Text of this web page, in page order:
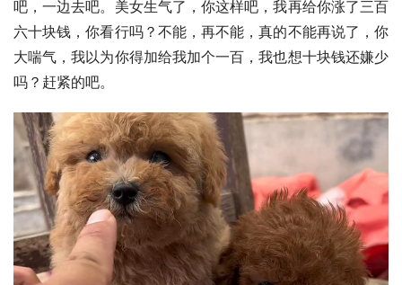
吧，一边去吧。美女生气了，你这样吧，我再给你涨了三百
六十块钱，你看行吗？不能，再不能，真的不能再说了，你
大喘气，我以为你得加给我加个一百，我也想十块钱还嫌少
吗？赶紧的吧。